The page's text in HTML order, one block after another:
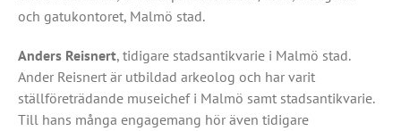
och gatukontoret, Malmö stad.
Anders Reisnert, tidigare stadsantikvarie i Malmö stad.
Ander Reisnert är utbildad arkeolog och har varit
ställföreträdande museichef i Malmö samt stadsantikvarie.
Till hans många engagemang hör även tidigare